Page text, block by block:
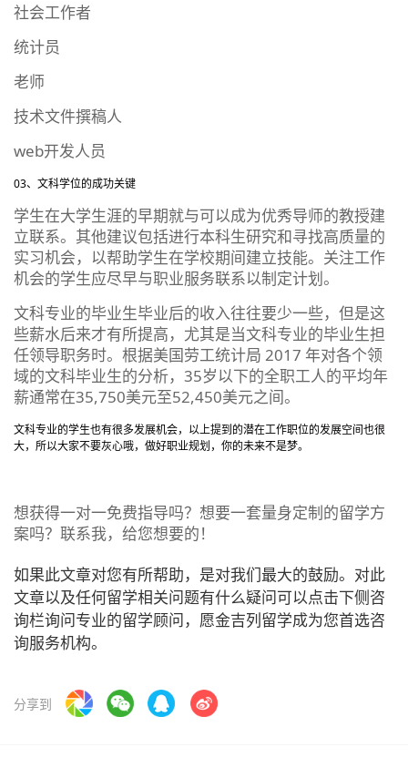
社会工作者
统计员
老师
技术文件撰稿人
web开发人员
03、文科学位的成功关键
学生在大学生涯的早期就与可以成为优秀导师的教授建
立联系。其他建议包括进行本科生研究和寻找高质量的
实习机会，以帮助学生在学校期间建立技能。关注工作
机会的学生应尽早与职业服务联系以制定计划。
文科专业的毕业生毕业后的收入往往要少一些，但是这
些薪水后来才有所提高，尤其是当文科专业的毕业生担
任领导职务时。根据美国劳工统计局 2017 年对各个领
域的文科毕业生的分析，35岁以下的全职工人的平均年
薪通常在35,750美元至52,450美元之间。
文科专业的学生也有很多发展机会，以上提到的潜在工作职位的发展空间也很
大，所以大家不要灰心哦，做好职业规划，你的未来不是梦。
想获得一对一免费指导吗？想要一套量身定制的留学方
案吗？联系我，给您想要的！
如果此文章对您有所帮助，是对我们最大的鼓励。对此
文章以及任何留学相关问题有什么疑问可以点击下侧咨
询栏询问专业的留学顾问，愿金吉列留学成为您首选咨
询服务机构。
分享到